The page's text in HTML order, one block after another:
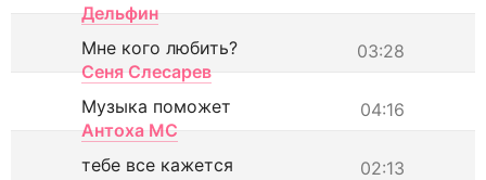
Дельфин
03:28
Мне кого любить?
Сеня Слесарев
04:16
Музыка поможет
Антоха МС
02:13
тебе все кажется